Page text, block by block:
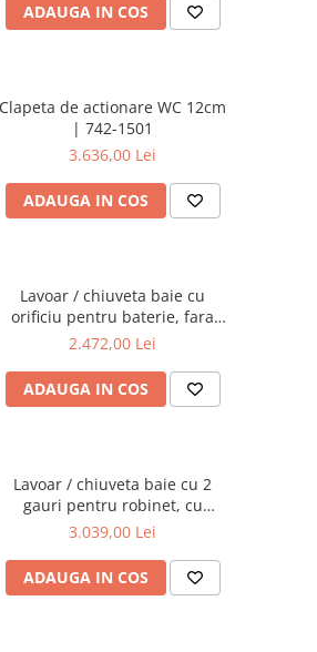
ADAUGA IN COS
Clapeta de actionare WC 12cm
| 742-1501
3.636,00 Lei
ADAUGA IN COS
Lavoar / chiuveta baie cu
orificiu pentru baterie, fara
orificiul preaplin, 40cm |
2.472,00 Lei
ADAUGA IN COS
Lavoar / chiuveta baie cu 2
gauri pentru robinet, cu
orificiul preaplin 60cm |
3.039,00 Lei
ADAUGA IN COS